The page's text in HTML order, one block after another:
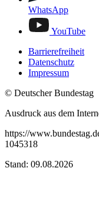
WhatsApp
YouTube
Barrierefreiheit
Datenschutz
Impressum
© Deutscher Bundestag
Ausdruck aus dem
https://
1045318
Stand: 09.08.2026